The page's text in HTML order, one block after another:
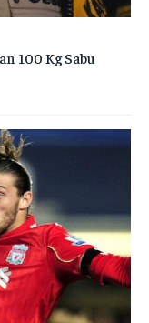
100 Kg Sabu